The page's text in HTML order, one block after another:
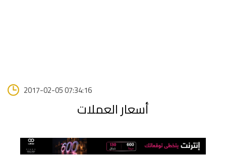
2017-02-05 07:34:16
أسعار العملات